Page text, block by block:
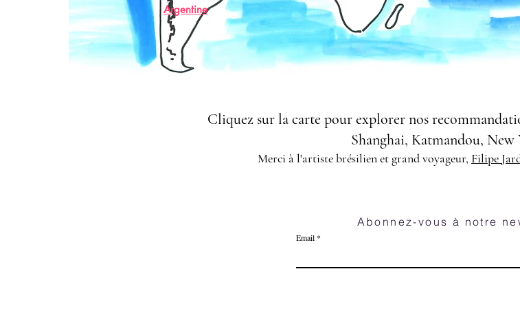
Argentine
Cliquez sur la carte pour explorer nos
Shanghai, Katmandou,
Merci à l'artiste brésilien et grand voyageur, Filipe
Abonnez-vous à notre
Email